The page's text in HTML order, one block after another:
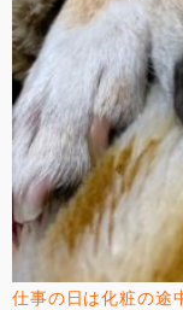
仕事の日は化粧の途